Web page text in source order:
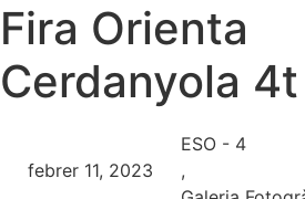
Fira Orienta
Cerdanyola 4t
febrer 11, 2023
ESO - 4
,